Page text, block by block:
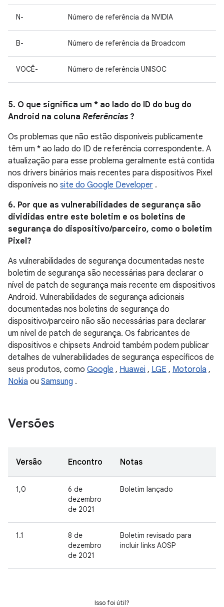
N- Número de referência da NVIDIA
B- Número de referência da Broadcom
VOCÊ- Número de referência UNISOC
5. O que significa um * ao lado do ID do bug do
Android na coluna Referências ?
Os problemas que não estão disponíveis publicamente
têm um * ao lado do ID de referência correspondente. A
atualização para esse problema geralmente está contida
nos drivers binários mais recentes para dispositivos Pixel
disponíveis no site do Google Developer .
6. Por que as vulnerabilidades de segurança são
divididas entre este boletim e os boletins de
segurança do dispositivo/parceiro, como o boletim
Pixel?
As vulnerabilidades de segurança documentadas neste
boletim de segurança são necessárias para declarar o
nível de patch de segurança mais recente em dispositivos
Android. Vulnerabilidades de segurança adicionais
documentadas nos boletins de segurança do
dispositivo/parceiro não são necessárias para declarar
um nível de patch de segurança. Os fabricantes de
dispositivos e chipsets Android também podem publicar
detalhes de vulnerabilidades de segurança específicos de
seus produtos, como Google , Huawei , LGE , Motorola ,
Nokia ou Samsung .
Versões
Versão Encontro Notas
1,0
6 de
dezembro
de 2021
Boletim lançado
1.1
8 de
dezembro
de 2021
Boletim revisado para
incluir links AOSP
Isso foi útil?